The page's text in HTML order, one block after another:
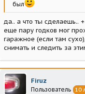
был
да.. а что ты сделаешь..
еще пару годков мог
гаражное (если там
снимать и следить за
Firuz
Пользователь 10